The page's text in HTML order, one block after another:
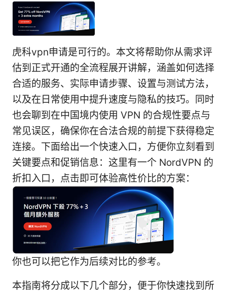
虎科vpn申请是可行的。本文将帮助你从需求评
估到正式开通的全流程展开讲解，涵盖如何选择
合适的服务、实际申请步骤、设置与测试方法，
以及在日常使用中提升速度与隐私的技巧。同时
也会聊到在中国境内使用 VPN 的合规性要点与
常见误区，确保你在合法合规的前提下获得稳定
连接。下面给出一个快速入口，方便你立刻看到
关键要点和促销信息：这里有一个 NordVPN 的
折扣入口，点击即可体验高性价比的方案：
你也可以把它作为后续对比的参考。
本指南将分成以下几个部分，便于你快速找到所